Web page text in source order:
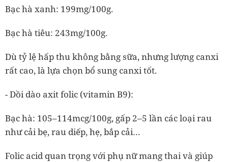
Bạc hà xanh: 199mg/100g.
Bạc hà tiêu: 243mg/100g.
Dù tỷ lệ hấp thu không bằng sữa, nhưng lượng canxi
rất cao, là lựa chọn bổ sung canxi tốt.
-Dồi dào axit folic (vitamin B9):
Bạc hà: 105–114mcg/100g, gấp 2–5 lần các loại rau
như cải bẹ, rau diếp, hẹ, bắp cải…
Folic acid quan trọng với phụ nữ mang thai và giúp